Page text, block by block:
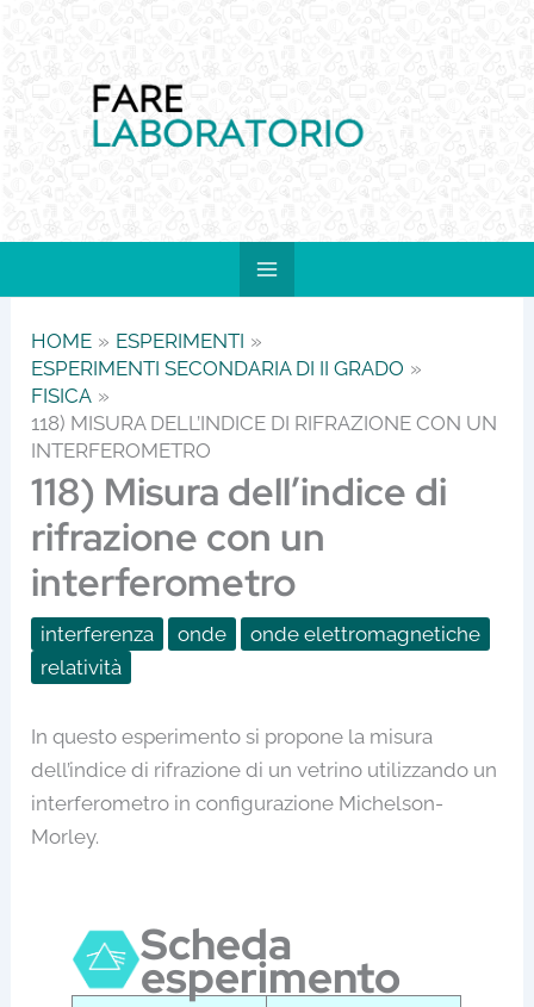
contenuto
HOME
ESPERIMENTI
ESPERIMENTI SECONDARIA DI II GRADO
FISICA
118) MISURA DELL’INDICE DI RIFRAZIONE CON UN
INTERFEROMETRO
118) Misura dell’indice di
rifrazione con un
interferometro
interferenza onde
onde elettromagnetiche
relatività
In questo esperimento si propone la misura
dell’indice di rifrazione di un vetrino utilizzando un
interferometro in configurazione Michelson-
Morley.
Scheda
esperimento